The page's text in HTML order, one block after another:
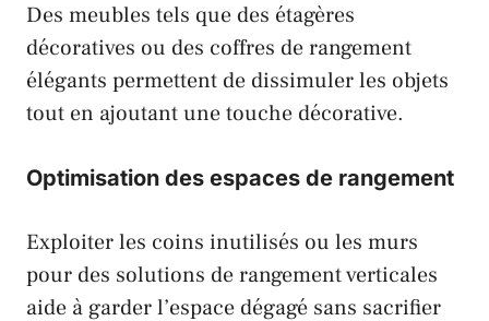
Des meubles tels que des étagères
décoratives ou des coffres de rangement
élégants permettent de dissimuler les objets
tout en ajoutant une touche décorative.
Optimisation des espaces de rangement
Exploiter les coins inutilisés ou les murs
pour des solutions de rangement verticales
aide à garder l’espace dégagé sans sacrifier